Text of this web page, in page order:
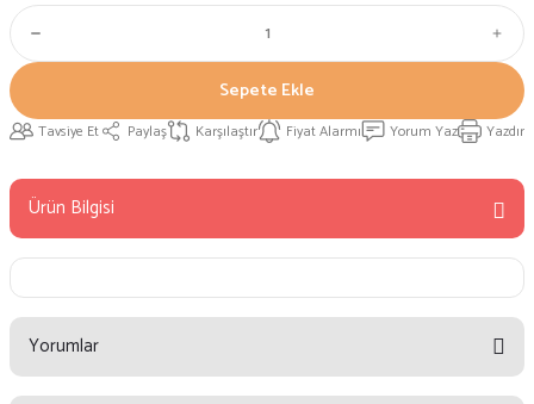
Sepete Ekle
Tavsiye Et Paylaş Karşılaştır Fiyat Alarmı Yorum Yaz Yazdır
Ürün Bilgisi
Yorumlar